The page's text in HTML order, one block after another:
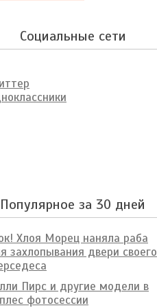
Социальные сети
Популярное за 30 дней
Хлоя Морец наняла раба
захлопывания двери своего
Пирс и другие модели в
фотосессии